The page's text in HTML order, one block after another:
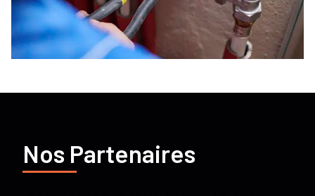
Nos Partenaires